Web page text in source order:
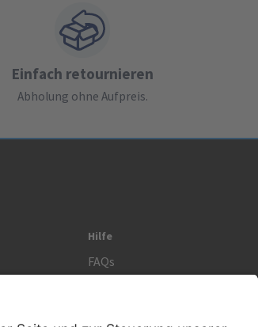
Einfach retournieren
Abholung ohne Aufpreis.
Hilfe
FAQs